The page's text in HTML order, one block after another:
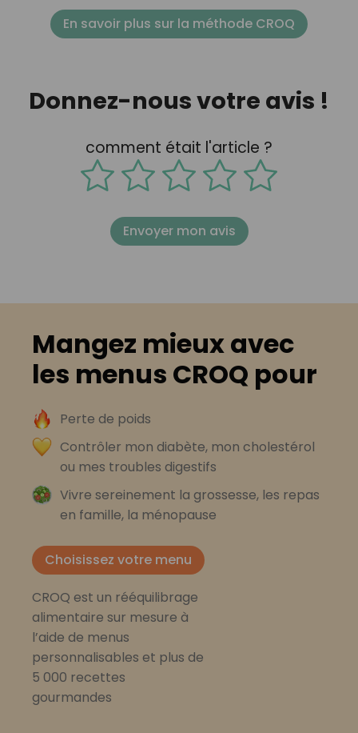
En savoir plus sur la méthode CROQ
Donnez-nous votre avis !
comment était l'article ?
Envoyer mon avis
Mangez mieux avec
les menus CROQ pour
Perte de poids
Contrôler mon diabète, mon cholestérol
ou mes troubles digestifs
Vivre sereinement la grossesse, les repas
en famille, la ménopause
Choisissez votre menu
CROQ est un rééquilibrage
alimentaire sur mesure à
l’aide de menus
personnalisables et plus de
5 000 recettes
gourmandes